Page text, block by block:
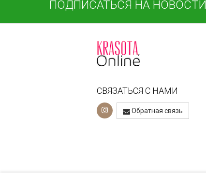
ПОДПИСАТЬСЯ НА НОВОСТИ
СВЯЗАТЬСЯ С НАМИ
Обратная связь